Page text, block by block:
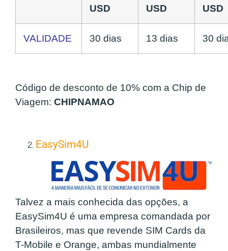
USD
USD
USD
VALIDADE 30 dias 13 dias 30
Código de desconto de 10% com a Chip de
Viagem: CHIPNAMAO
EasySim4U
Talvez a mais conhecida das opções, a
EasySim4U é uma empresa comandada por
Brasileiros, mas que revende SIM Cards da
T-Mobile e Orange, ambas mundialmente